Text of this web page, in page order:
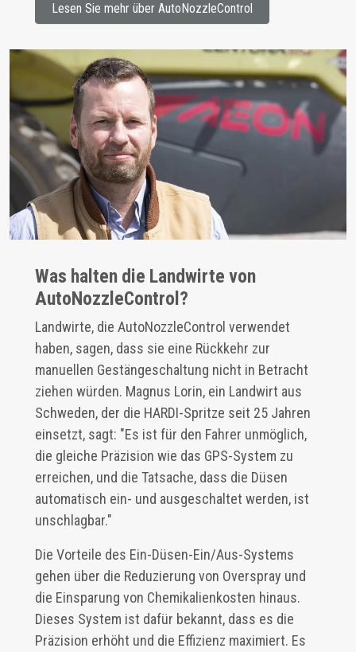
Lesen Sie mehr über AutoNozzleControl
Was halten die Landwirte von
AutoNozzleControl?
Landwirte, die AutoNozzleControl verwendet
haben, sagen, dass sie eine Rückkehr zur
manuellen Gestängeschaltung nicht in Betracht
ziehen würden. Magnus Lorin, ein Landwirt aus
Schweden, der die HARDI-Spritze seit 25 Jahren
einsetzt, sagt: "Es ist für den Fahrer unmöglich,
die gleiche Präzision wie das GPS-System zu
erreichen, und die Tatsache, dass die Düsen
automatisch ein- und ausgeschaltet werden, ist
unschlagbar."
Die Vorteile des Ein-Düsen-Ein/Aus-Systems
gehen über die Reduzierung von Overspray und
die Einsparung von Chemikalienkosten hinaus.
Dieses System ist dafür bekannt, dass es die
Präzision erhöht und die Effizienz maximiert. Es